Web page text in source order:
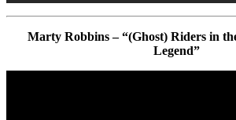
Marty Robbins – “(Ghost) Riders in
Legend”